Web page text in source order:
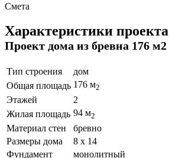
Смета
Характеристики проекта
Проект дома из бревна 176 м2
Тип строения
дом
Общая площадь 176 м2
Этажей
2
Жилая площадь 94 м2
Материал стен
бревно
Размеры дома
8 x 14
Фундамент
монолитный